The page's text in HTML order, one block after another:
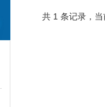
共 1 条记录，